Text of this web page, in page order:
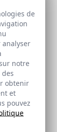
de
analyser
notre
obtenir
et
pouvez